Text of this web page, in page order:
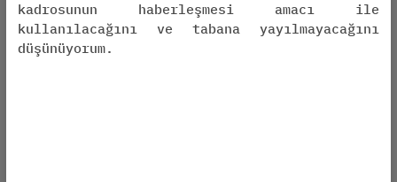
kadrosunun haberleşmesi amacı ile
kullanılacağını ve tabana yayılmayacağını
düşünüyorum.